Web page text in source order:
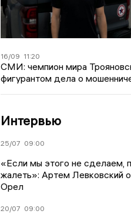
16/09 11:20
СМИ: чемпион мира
фигурантом дела о
Интервью
25/07 09:00
«Если мы этого не сделаем,
жалеть»: Артем Левковский
Орел
20/07 09:00